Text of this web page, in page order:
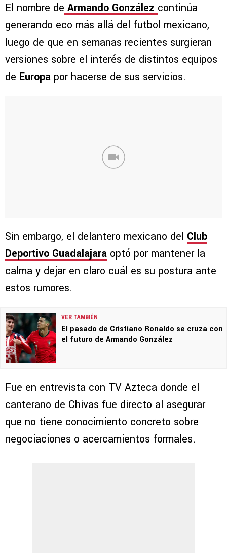
El nombre de Armando González continúa
generando eco más allá del futbol mexicano,
luego de que en semanas recientes surgieran
versiones sobre el interés de distintos equipos
de Europa por hacerse de sus servicios.
Sin embargo, el delantero mexicano del Club
Deportivo Guadalajara optó por mantener la
calma y dejar en claro cuál es su postura ante
estos rumores.
VER TAMBIÉN
El pasado de Cristiano Ronaldo se cruza con
el futuro de Armando González
Fue en entrevista con TV Azteca donde el
canterano de Chivas fue directo al asegurar
que no tiene conocimiento concreto sobre
negociaciones o acercamientos formales.